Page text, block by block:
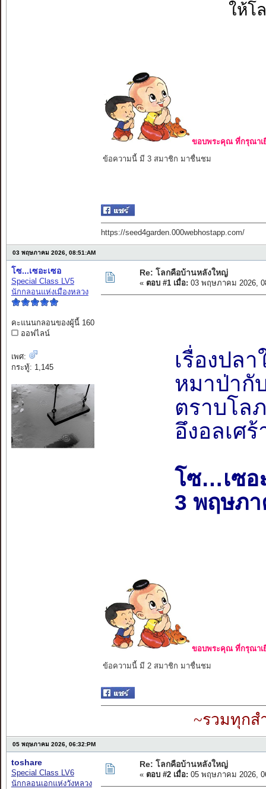
ให้โ
ขอบพระคุณ ที่กรุณาเ
ข้อความนี้ มี 3 สมาชิก มาชื่นชม
https://seed4garden.000webhostapp.com/
03 พฤษภาคม 2026, 08:51:AM
โซ...เซอะเซอ
Special Class LV5
นักกลอนแห่งเมืองหลวง
คะแนนกลอนของผู้นี้ 160
ออฟไลน์
เพศ:
กระทู้: 1,145
Re: โลกคือบ้านหลังใหญ่
« ตอบ #1 เมื่อ: 03 พฤษภาคม 2026,
เรื่องปล
หมาป่ากั
ตราบโล
อึงอลเศ
โซ…เซอ
3 พฤษภ
ขอบพระคุณ ที่กรุณาเ
ข้อความนี้ มี 2 สมาชิก มาชื่นชม
~รวมทุกส
05 พฤษภาคม 2026, 06:32:PM
toshare
Special Class LV6
นักกลอนเอกแห่งวังหลวง
Re: โลกคือบ้านหลังใหญ่
« ตอบ #2 เมื่อ: 05 พฤษภาคม 2026,